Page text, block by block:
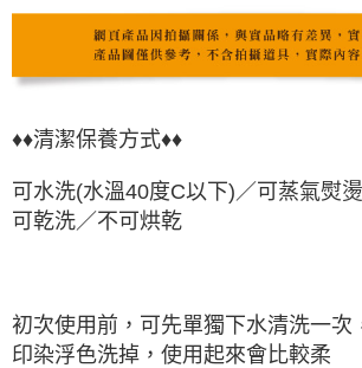
♦♦清潔保養方式♦♦
可水洗(水溫40度C以下)／可蒸氣熨
可乾洗／不可烘乾
初次使用前，可先單獨下水清洗一次
印染浮色洗掉，使用起來會比較柔